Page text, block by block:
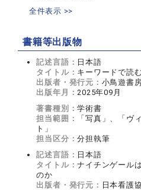
全件表示 >>
書籍等出版物
記述言語： 日本語
タイトル： キーワードで読
出版者・発行元： 小鳥遊書
出版年月：2025年09月
著書種別：学術書
担当範囲：
「写真」、「ヴ
ト」
担当区分：分担執筆
記述言語： 日本語
タイトル：ナイチンゲール
のか
出版者・発行元： 日本看護